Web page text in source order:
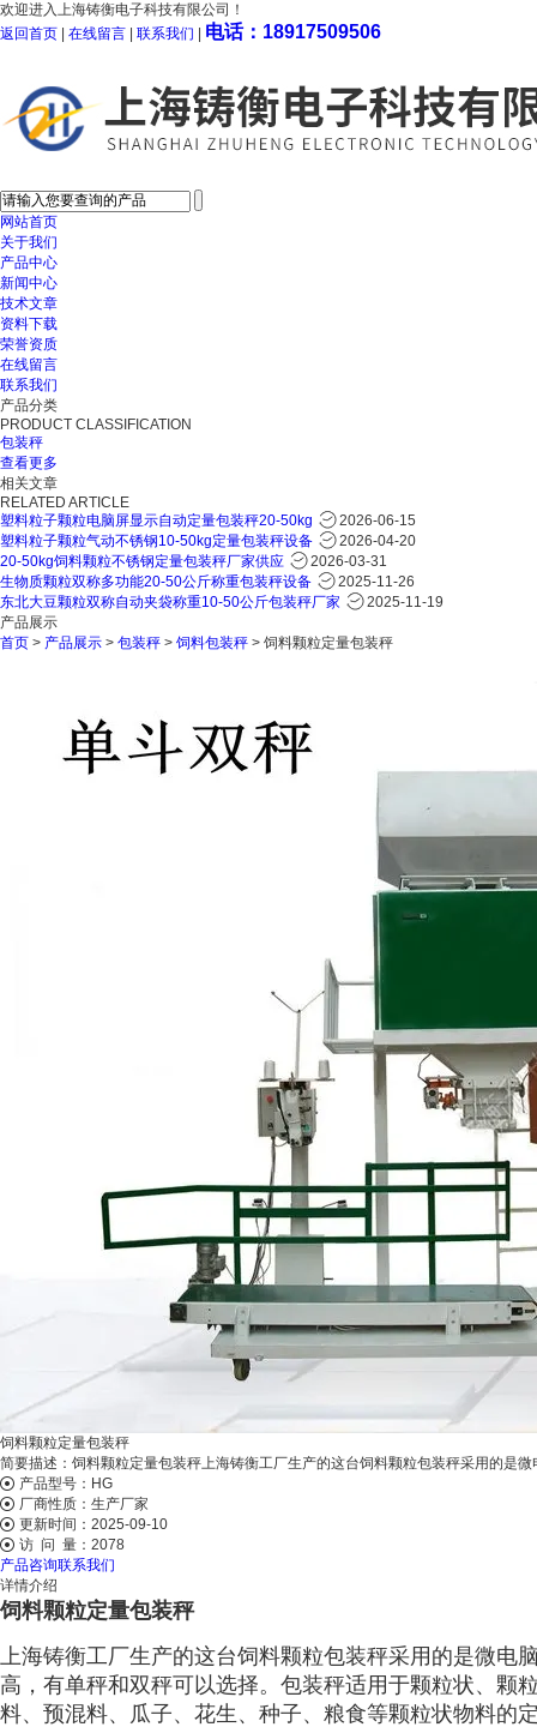
欢迎进入上海铸衡电子科技有限公司！
返回首页
在线留言 联系我们 电话：18917509506
网站首页
关于我们
产品中心
新闻中心
技术文章
资料下载
荣誉资质
在线留言
联系我们
产品分类
PRODUCT CLASSIFICATION
包装秤
查看更多
相关文章
RELATED ARTICLE
塑料粒子颗粒电脑屏显示自动定量包装秤20-50kg
2026-06-15
塑料粒子颗粒气动不锈钢10-50kg定量包装秤设备
2026-04-20
20-50kg饲料颗粒不锈钢定量包装秤厂家供应
2026-03-31
生物质颗粒双称多功能20-50公斤称重包装秤设备
2025-11-26
东北大豆颗粒双称自动夹袋称重10-50公斤包装秤厂家
2025-11-19
产品展示
首页 > 产品展示 > 包装秤 > 饲料包装秤 > 饲料颗粒定量包装秤
饲料颗粒定量包装秤
简要描述： 饲料颗粒定量包装秤上海铸衡工厂生产的这台饲料颗粒包装秤采用的是
产品型号：HG
厂商性质： 生产厂家
更新时间： 2025-09-10
访 问 量： 2078
产品咨询联系我们
详情介绍
饲料颗粒定量包装秤
上海铸衡工厂生产的这台饲料颗粒包装秤采用的是微电
高，有单秤和双秤可以选择。包装秤适用于颗粒状、颗
料、预混料、瓜子、花生、种子、粮食等颗粒状物料的